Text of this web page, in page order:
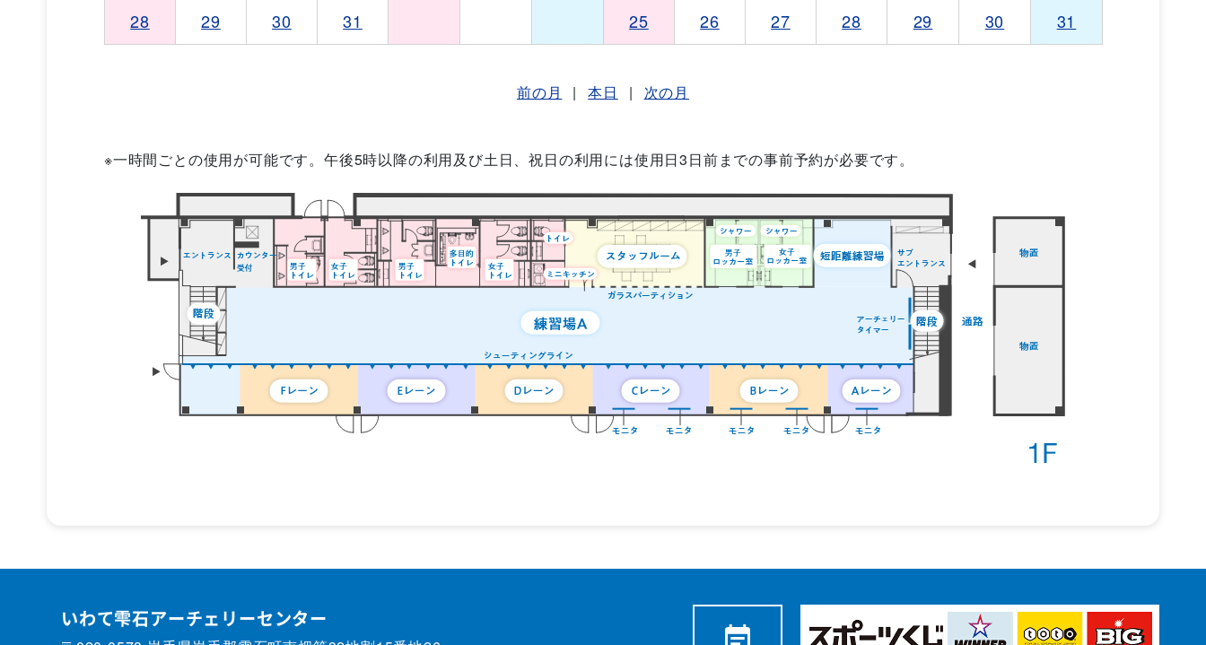
28 29 30 31 25 26 27 28 29 30 31
前の月 | 本日 | 次の月
※一時間ごとの使用が可能です。午後5時以降の利用及び土日、祝日の利用には使用日3日前までの事前予約が必要です。
いわて雫石アーチェリーセンター